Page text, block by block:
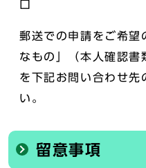
口
郵送での申請をご希望
なもの」（本人確認書
を下記お問い合わせ先
い。
留意事項